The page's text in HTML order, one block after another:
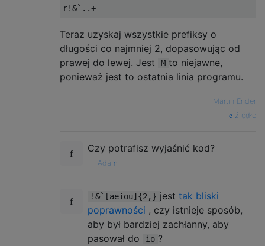
Teraz uzyskaj wszystkie prefiksy o
długości co najmniej 2, dopasowując od
prawej do lewej. Jest
M to niejawne,
ponieważ jest to ostatnia linia programu.
Martin Ender
źródło
Czy potrafisz wyjaśnić kod?
Adám
!&`[aeiou]{2,} jest tak bliski
poprawności , czy istnieje sposób,
aby był bardziej zachłanny, aby
pasował do
io ?